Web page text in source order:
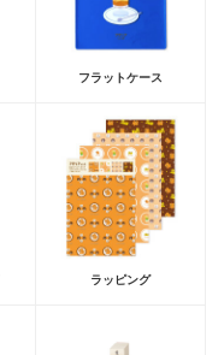
フラットケース
ラッピング